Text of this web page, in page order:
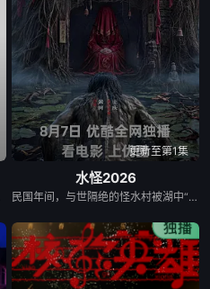
更新至第1集
水怪2026
民国年间，与世隔绝的怪水村被湖中“水猴子”所扰。此物实为濒危水栖人猿，能模仿人言诱杀村民。少年水生幼年目睹父亲惨死其手，自此深陷恐惧。村中长老三叔公借祭祀之名行愚昧统治，以活人献祭暂息水怪，却埋下更深祸根。连年暴雨与人为侵扰激怒水猴子，袭击频发。当香兰之弟被食、其父莫叔反抗被杀，香兰决意以身献祭复仇。水生幡然觉醒，不再逃避，联合青年村民布设机关陷阱，假借献祭诱敌。恶战后水怪被擒，却于庆功夜破笼而出，血洗村庄，三叔公亦命丧其口。村民终于醒悟：迷信退让换不来平安。水生断发持叉，率众设伏，以智慧与血勇将水怪斩杀。晨光中，他与香兰相扶而立，唯有直面恐惧、团结抗争，方能驱散千年阴霾，重获新生。